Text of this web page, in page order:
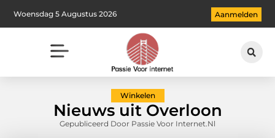
Woensdag 5 Augustus 2026 Aanmelden
Winkelen
Nieuws uit Overloon
Gepubliceerd Door Passie Voor Internet.nl